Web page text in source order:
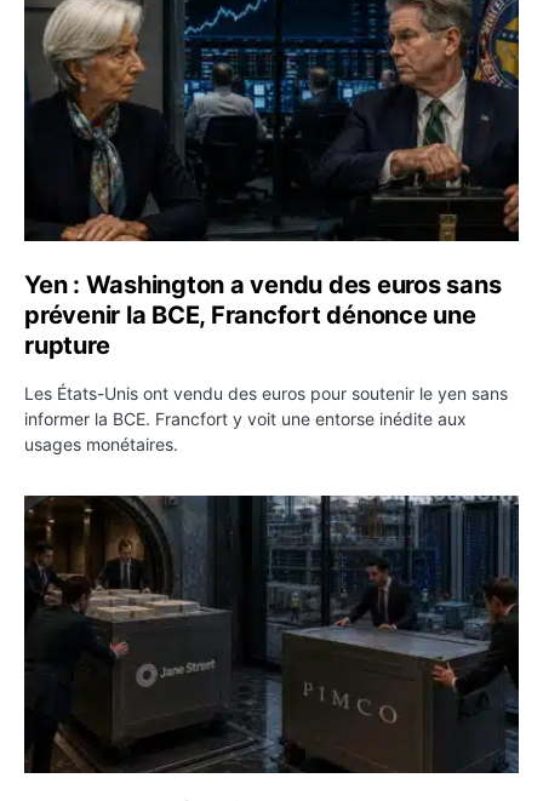
Yen : Washington a vendu des euros sans
prévenir la BCE, Francfort dénonce une
rupture
Les États-Unis ont vendu des euros pour soutenir le yen sans
informer la BCE. Francfort y voit une entorse inédite aux
usages monétaires.
Jane Street négocie le transfert de 11 milliards de